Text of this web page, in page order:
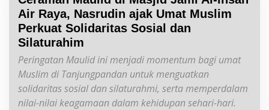
Air Raya, Nasrudin ajak Umat Muslim
Perkuat Solidaritas Sosial dan
Silaturahim
Peringatan Maulid ini menjadi momentum bagi umat
Muslim di Tanjungpandan untuk menguatkan
solidaritas sosial dan silaturahmi, serta memperdalam
nilai-nilai keagamaan dalam kehidupan sehari-hari.